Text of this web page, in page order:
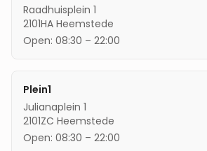
Raadhuisplein 1
2101HA Heemstede
Open: 08:30 – 22:00
Plein1
Julianaplein 1
2101ZC Heemstede
Open: 08:30 – 22:00